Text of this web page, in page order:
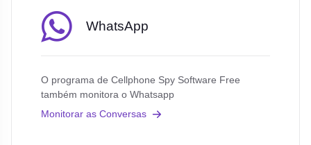
WhatsApp
O programa de Cellphone Spy Software Free
também monitora o Whatsapp
Monitorar as Conversas